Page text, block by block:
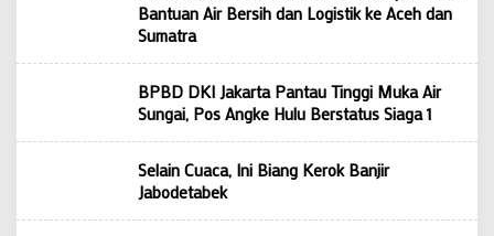
Bantuan Air Bersih dan Logistik ke Aceh dan
Sumatra
BPBD DKI Jakarta Pantau Tinggi Muka Air
Sungai, Pos Angke Hulu Berstatus Siaga 1
Selain Cuaca, Ini Biang Kerok Banjir
Jabodetabek